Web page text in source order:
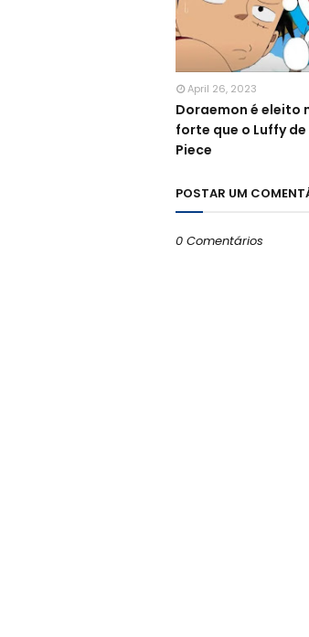
April 26, 2023
Doraemon é eleito
forte que o Luffy de
Piece
POSTAR UM
0 Comentários